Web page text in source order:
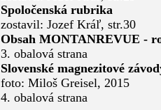
Spoločenská rubrika
zostavil: Jozef Kráľ, str.30
Obsah MONTANREVUE -
3. obalová strana
Slovenské magnezitové
foto: Miloš Greisel, 2015
4. obalová strana